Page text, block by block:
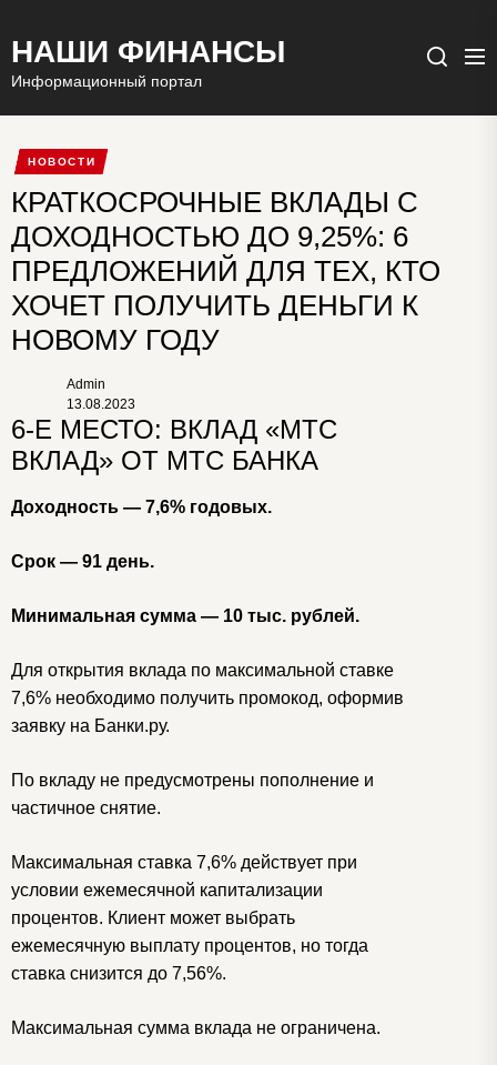
НАШИ ФИНАНСЫ
Информационный портал
Поиск
НОВОСТИ
КРАТКОСРОЧНЫЕ ВКЛАДЫ С
ДОХОДНОСТЬЮ ДО 9,25%: 6
ПРЕДЛОЖЕНИЙ ДЛЯ ТЕХ, КТО
ХОЧЕТ ПОЛУЧИТЬ ДЕНЬГИ К
НОВОМУ ГОДУ
Admin
13.08.2023
6-Е МЕСТО: ВКЛАД «МТС
ВКЛАД» ОТ МТС БАНКА
Доходность — 7,6% годовых.
Срок — 91 день.
Минимальная сумма — 10 тыс. рублей.
Для открытия вклада по максимальной ставке
7,6% необходимо получить промокод, оформив
заявку на Банки.ру.
По вкладу не предусмотрены пополнение и
частичное снятие.
Максимальная ставка 7,6% действует при
условии ежемесячной капитализации
процентов. Клиент может выбрать
ежемесячную выплату процентов, но тогда
ставка снизится до 7,56%.
Максимальная сумма вклада не ограничена.